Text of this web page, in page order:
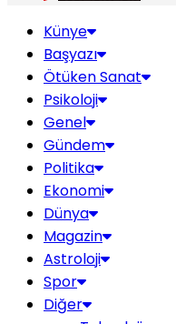
Künye
Başyazı
Ötüken Sanat
Psikoloji
Genel
Gündem
Politika
Ekonomi
Dünya
Magazin
Astroloji
Spor
Diğer